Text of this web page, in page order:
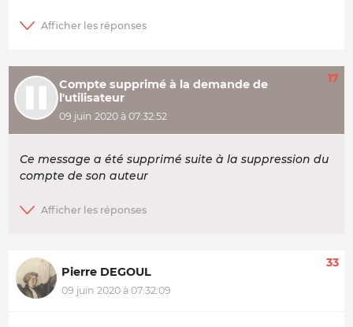
Compte supprimé à la demande de
l'utilisateur
09 juin 2020 à 07:32:52
17
Ce message a été supprimé suite à la suppression du
compte de son auteur
Pierre DEGOUL
09 juin 2020 à 07:32:09
33